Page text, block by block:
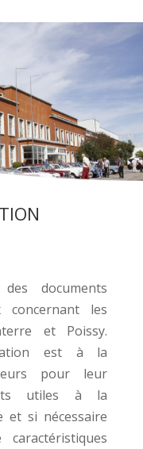
documents
concernant les
et Poissy.
est à la
pour leur
utiles à la
et si nécessaire